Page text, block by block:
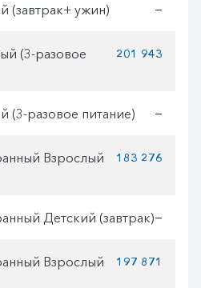
(завтрак+ ужин) —
(3-разовое
201 943
(3-разовое питание) —
Взрослый
183 276
Детский (завтрак)—
Взрослый
197 871